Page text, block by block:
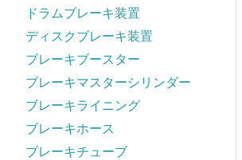
ドラムブレーキ装置
ディスクブレーキ装置
ブレーキブースター
ブレーキマスターシリンダー
ブレーキライニング
ブレーキホース
ブレーキチューブ